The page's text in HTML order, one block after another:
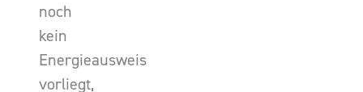
noch
kein
Energieausweis
vorliegt,